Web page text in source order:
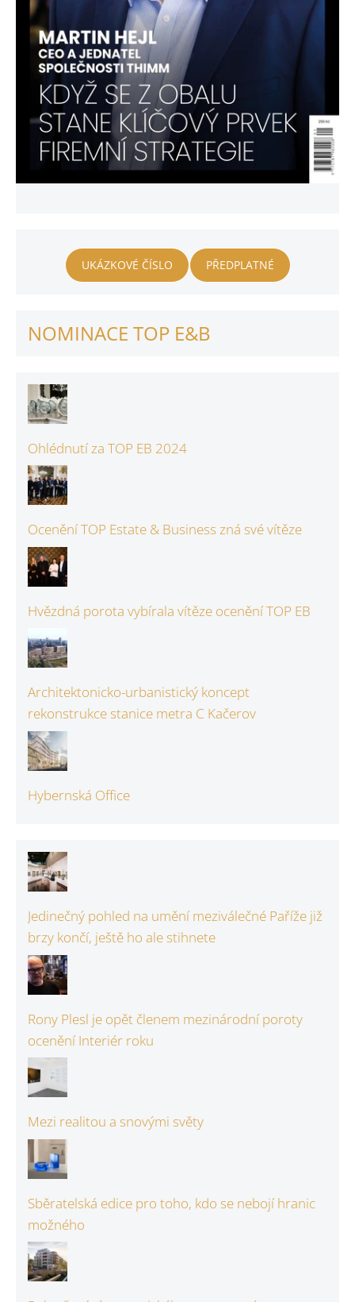
UKÁZKOVÉ ČÍSLO PŘEDPLATNÉ
NOMINACE TOP E&B
Ohlédnutí za TOP EB 2024
Ocenění TOP Estate & Business zná své vítěze
Hvězdná porota vybírala vítěze ocenění TOP EB
Architektonicko-urbanistický koncept
rekonstrukce stanice metra C Kačerov
Hybernská Office
Jedinečný pohled na umění meziválečné Paříže již
brzy končí, ještě ho ale stihnete
Rony Plesl je opět členem mezinárodní poroty
ocenění Interiér roku
Mezi realitou a snovými světy
Sběratelská edice pro toho, kdo se nebojí hranic
možného